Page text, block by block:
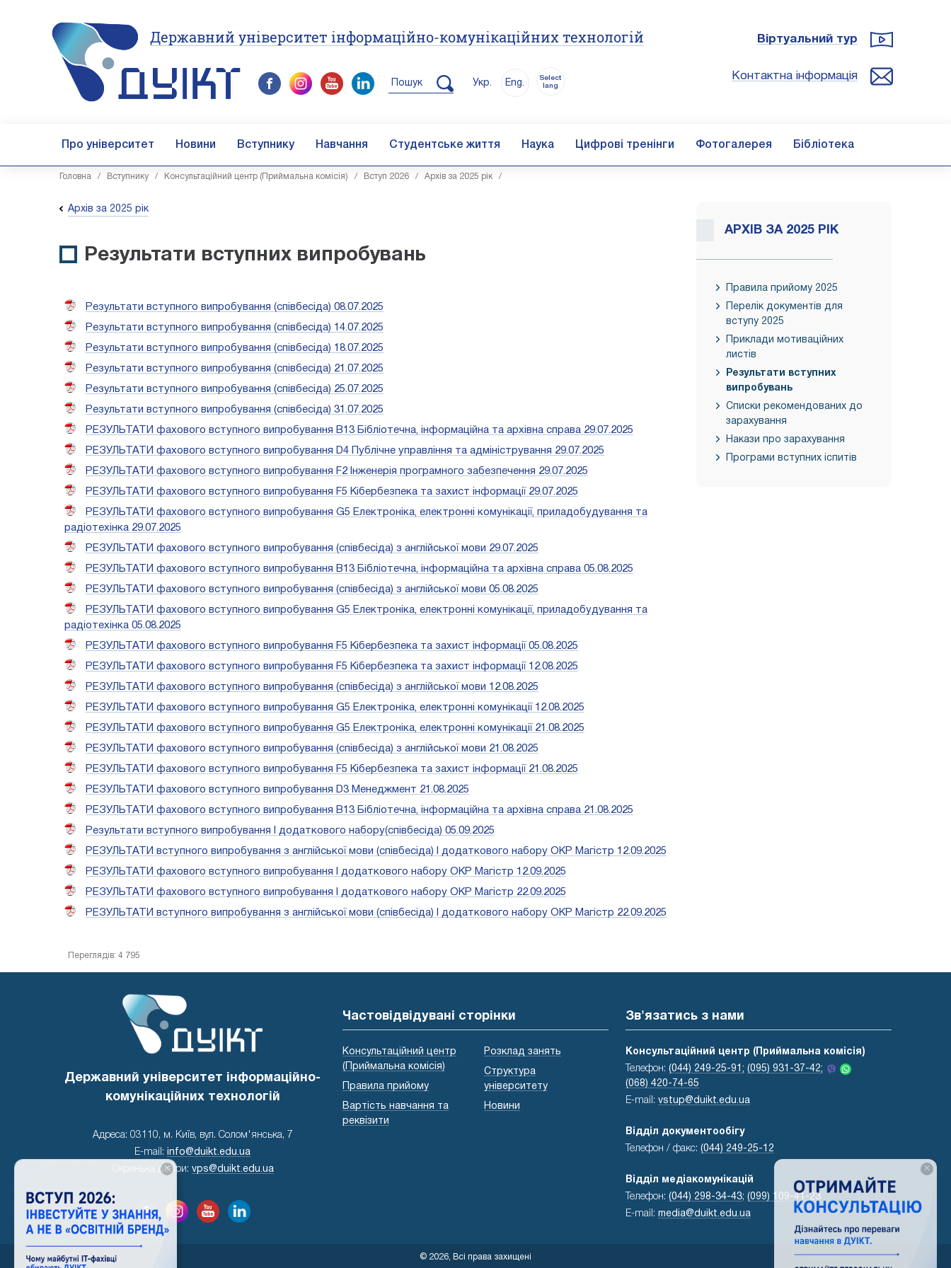
Державний університет інформаційно-комунікаційних технологій
Пошук Укр. Eng.
Select
lang
Віртуальний тур
Контактна інформація
Про університет Новини Вступнику Навчання Студентське життя Наука Цифрові тренінги Фотогалерея Бібліотека
Головна / Вступнику / Консультаційний центр (Приймальна комісія) / Вступ 2026 / Архів за 2025 рік /
Архів за 2025 рік
Результати вступних випробувань
Результати вступного випробування (співбесіда) 08.07.2025
Результати вступного випробування (співбесіда) 14.07.2025
Результати вступного випробування (співбесіда) 18.07.2025
Результати вступного випробування (співбесіда) 21.07.2025
Результати вступного випробування (співбесіда) 25.07.2025
Результати вступного випробування (співбесіда) 31.07.2025
РЕЗУЛЬТАТИ фахового вступного випробування В13 Бібліотечна, інформаційна та архівна справа 29.07.2025
РЕЗУЛЬТАТИ фахового вступного випробування D4 Публічне управління та адміністрування 29.07.2025
РЕЗУЛЬТАТИ фахового вступного випробування F2 Інженерія програмного забезпечення 29.07.2025
РЕЗУЛЬТАТИ фахового вступного випробування F5 Кібербезпека та захист інформації 29.07.2025
РЕЗУЛЬТАТИ фахового вступного випробування G5 Електроніка, електронні комунікації, приладобудування та
радіотехінка 29.07.2025
РЕЗУЛЬТАТИ фахового вступного випробування (співбесіда) з англійської мови 29.07.2025
РЕЗУЛЬТАТИ фахового вступного випробування В13 Бібліотечна, інформаційна та архівна справа 05.08.2025
РЕЗУЛЬТАТИ фахового вступного випробування (співбесіда) з англійської мови 05.08.2025
РЕЗУЛЬТАТИ фахового вступного випробування G5 Електроніка, електронні комунікації, приладобудування та
радіотехінка 05.08.2025
РЕЗУЛЬТАТИ фахового вступного випробування F5 Кібербезпека та захист інформації 05.08.2025
РЕЗУЛЬТАТИ фахового вступного випробування F5 Кібербезпека та захист інформації 12.08.2025
РЕЗУЛЬТАТИ фахового вступного випробування (співбесіда) з англійської мови 12.08.2025
РЕЗУЛЬТАТИ фахового вступного випробування G5 Електроніка, електронні комунікації 12.08.2025
РЕЗУЛЬТАТИ фахового вступного випробування G5 Електроніка, електронні комунікації 21.08.2025
РЕЗУЛЬТАТИ фахового вступного випробування (співбесіда) з англійської мови 21.08.2025
РЕЗУЛЬТАТИ фахового вступного випробування F5 Кібербезпека та захист інформації 21.08.2025
РЕЗУЛЬТАТИ фахового вступного випробування D3 Менеджмент 21.08.2025
РЕЗУЛЬТАТИ фахового вступного випробування В13 Бібліотечна, інформаційна та архівна справа 21.08.2025
Результати вступного випробування I додаткового набору(співбесіда) 05.09.2025
РЕЗУЛЬТАТИ вступного випробування з англійської мови (співбесіда) І додаткового набору ОКР Магістр 12.09.2025
РЕЗУЛЬТАТИ фахового вступного випробування І додаткового набору ОКР Магістр 12.09.2025
РЕЗУЛЬТАТИ фахового вступного випробування І додаткового набору ОКР Магістр 22.09.2025
РЕЗУЛЬТАТИ вступного випробування з англійської мови (співбесіда) І додаткового набору ОКР Магістр 22.09.2025
АРХІВ ЗА 2025 РІК
Правила прийому 2025
Перелік документів для
вступу 2025
Приклади мотиваційних
листів
Результати вступних
випробувань
Списки рекомендованих до
зарахування
Накази про зарахування
Програми вступних іспитів
Переглядів: 4 795
Державний університет інформаційно-
комунікаційних технологій
Адреса: 03110, м. Київ, вул. Солом'янська, 7
E-mail: info@duikt.edu.ua
Скринька довіри: vps@duikt.edu.ua
Частовідвідувані сторінки
Консультаційний центр
(Приймальна комісія)
Правила прийому
Вартість навчання та
реквізити
Розклад занять
Структура
університету
Новини
Зв'язатись з нами
Консультаційний центр (Приймальна комісія)
Телефон: (044) 249-25-91; (095) 931-37-42;
(068) 420-74-65
E-mail: vstup@duikt.edu.ua
Відділ документообігу
Телефон / факс: (044) 249-25-12
Відділ медіакомунікацій
Телефон: (044) 298-34-43; (099) 109-41-23
E-mail: media@duikt.edu.ua
© 2026, Всі права захищені
×
×